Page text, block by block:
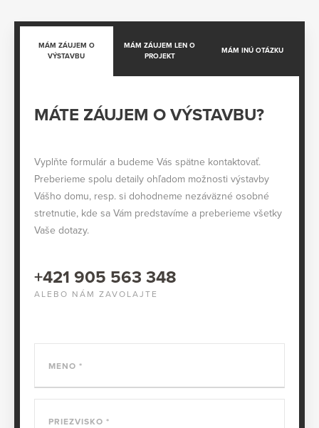
MÁM ZÁUJEM O
VÝSTAVBU
MÁM ZÁUJEM LEN O
PROJEKT
MÁM INÚ OTÁZKU
MÁTE ZÁUJEM O VÝSTAVBU?
Vyplňte formulár a budeme Vás spätne kontaktovať.
Preberieme spolu detaily ohľadom možnosti výstavby
Vášho domu, resp. si dohodneme nezáväzné osobné
stretnutie, kde sa Vám predstavíme a preberieme všetky
Vaše dotazy.
+421 905 563 348
ALEBO NÁM ZAVOLAJTE
MENO
PRIEZVISKO